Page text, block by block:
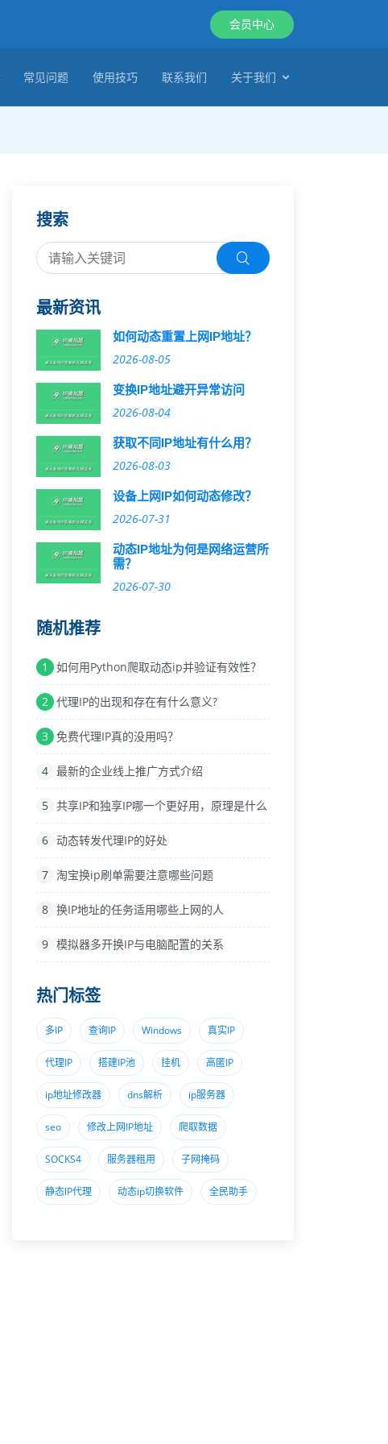
会员中心
常见问题 使用技巧 联系我们 关于我们
搜索
最新资讯
如何动态重置上网IP地址？
2026-08-05
变换IP地址避开异常访问
2026-08-04
获取不同IP地址有什么用？
2026-08-03
设备上网IP如何动态修改？
2026-07-31
动态IP地址为何是网络运营所
需？
2026-07-30
随机推荐
1 如何用Python爬取动态ip并验证有效性？
2 代理IP的出现和存在有什么意义?
3 免费代理IP真的没用吗？
4 最新的企业线上推广方式介绍
5 共享IP和独享IP哪一个更好用，原理是什么
6 动态转发代理IP的好处
7 淘宝换ip刷单需要注意哪些问题
8 换IP地址的任务适用哪些上网的人
9 模拟器多开换IP与电脑配置的关系
热门标签
多IP 查询IP Windows 真实IP
代理IP 搭建IP池 挂机 高匿IP
ip地址修改器 dns解析 ip服务器
seo 修改上网IP地址 爬取数据
SOCKS4 服务器租用 子网掩码
静态lP代理 动态ip切换软件 全民助手